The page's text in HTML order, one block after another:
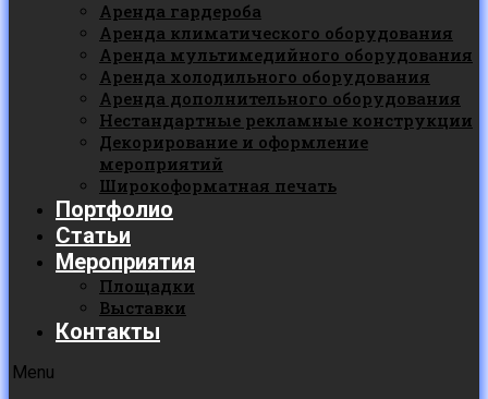
Аренда гардероба
Аренда климатического оборудования
Аренда мультимедийного оборудования
Аренда холодильного оборудования
Аренда дополнительного оборудования
Нестандартные рекламные конструкции
Декорирование и оформление
мероприятий
Широкоформатная печать
Портфолио
Статьи
Мероприятия
Площадки
Выставки
Контакты
Menu